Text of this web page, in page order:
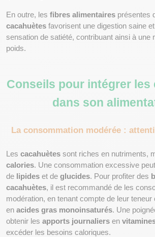
En outre, les fibres alimentaires
cacahuètes favorisent une digestion saine
sensation de satiété, contribuant ainsi à une
poids.
Conseils pour intégrer les
dans son
La consommation modérée :
Les cacahuètes
calories. Une consommation excessive
de lipides et de glucides. Pour profiter des
cacahuètes, il est recommandé de les
modération, en tenant compte de leur teneur
en acides gras monoinsaturés. Une
obtenir les apports journaliers en
excéder les besoins caloriques.